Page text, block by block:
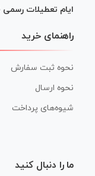
ایام تعطیلات
راهنمای خرید
نحوه ثبت سفارش
نحوه ارسال
شیوه‌های پرداخت
ما را دنبال کنید